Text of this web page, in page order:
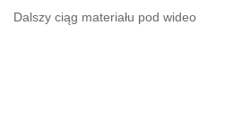
Dalszy ciąg materiału pod wideo